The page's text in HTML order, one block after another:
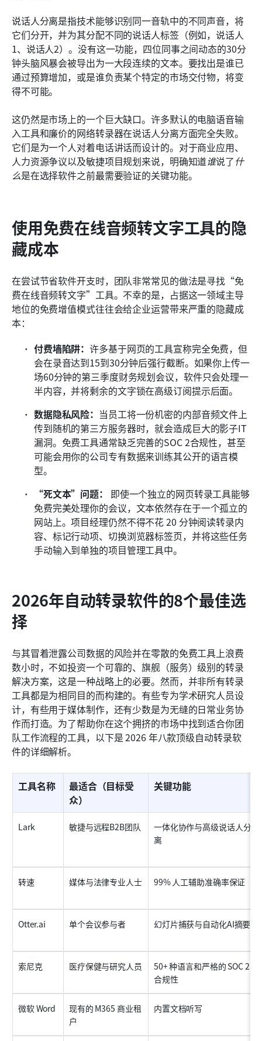
说话人分离是指技术能够识别同一音轨中的不同声音，将
它们分开，并为其分配不同的说话人标签（例如，说话人
1、说话人2）。没有这一功能，四位同事之间动态的30分
钟头脑风暴会被导出为一大段连续的文本。要找出是谁已
通过预算增加，或是谁负责某个特定的市场交付物，将变
得不可能。
这仍然是市场上的一个巨大缺口。许多默认的电脑语音输
入工具和廉价的网络转录器在说话人分离方面完全失败。
它们是为一个人对着电话讲话而设计的。对于商业应用、
人力资源争议以及敏捷项目规划来说，明确知道谁说了什
么是在选择软件之前最需要验证的关键功能。
使用免费在线音频转文字工具的隐
藏成本
在尝试节省软件开支时，团队非常常见的做法是寻找“免
费在线音频转文字”工具。不幸的是，占据这一领域主导
地位的免费增值模式往往会给企业运营带来严重的隐藏成
本：
付费墙陷阱：许多基于网页的工具宣称完全免费，但
会在录音达到15到30分钟后强行截断。如果你上传一
场60分钟的第三季度财务规划会议，软件只会处理一
半内容，并将剩余的文字锁在高级订阅提示后面。
数据隐私风险： 当员工将一份机密的内部音频文件上
传到随机的第三方服务器时，就会造成巨大的影子IT
漏洞。免费工具通常缺乏完善的SOC 2合规性，甚至
可能会用你的公司专有数据来训练其公开的语言模
型。
“死文本”问题：
即使一个独立的网页转录工具能够
免费完美处理你的会议，文本依然存在于一个孤立的
网站上。项目经理仍然不得不花 20 分钟阅读转录内
容、标记行动项、切换浏览器标签页，并将这些任务
手动输入到单独的项目管理工具中。
2026年自动转录软件的8个最佳选
择
与其冒着泄露公司数据的风险并在零散的免费工具上浪费
数小时，不如投资一个可靠的、旗舰（服务）级别的转录
解决方案，这是一种战略上的必要。然而，并非所有转录
工具都是为相同目的而构建的。有些专为学术研究人员设
计，有些用于媒体制作，还有少数是为无缝的日常业务协
作而打造。为了帮助你在这个拥挤的市场中找到适合你团
队工作流程的工具，以下是 2026 年八款顶级自动转录软
件的详细解析。
工具名称
最适合（目标受
众）
关键功能
Lark 敏捷与远程B2B团队
一体化协作与高级说话人分
离
转速 媒体与法律专业人士 99% 人工辅助准确率保证
Otter.ai 单个会议参与者 幻灯片捕获与自动化AI摘要
索尼克 医疗保健与研究人员
50+ 种语言和严格的 SOC 2
合规性
微软 Word
现有的 M365 商业租
户
内置文档听写